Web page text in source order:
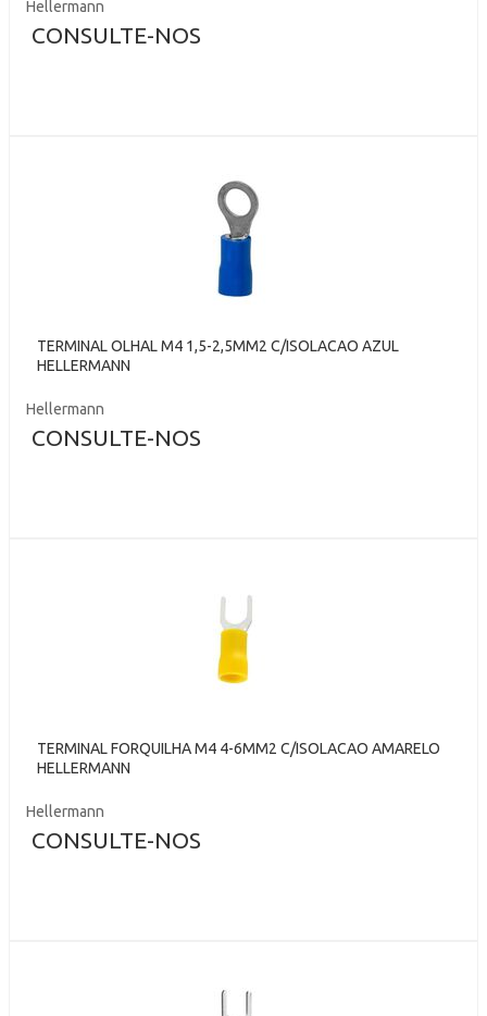
Hellermann
CONSULTE-NOS
TERMINAL OLHAL M4 1,5-2,5MM2 C/ISOLACAO AZUL
HELLERMANN
Hellermann
CONSULTE-NOS
TERMINAL FORQUILHA M4 4-6MM2 C/ISOLACAO AMARELO
HELLERMANN
Hellermann
CONSULTE-NOS